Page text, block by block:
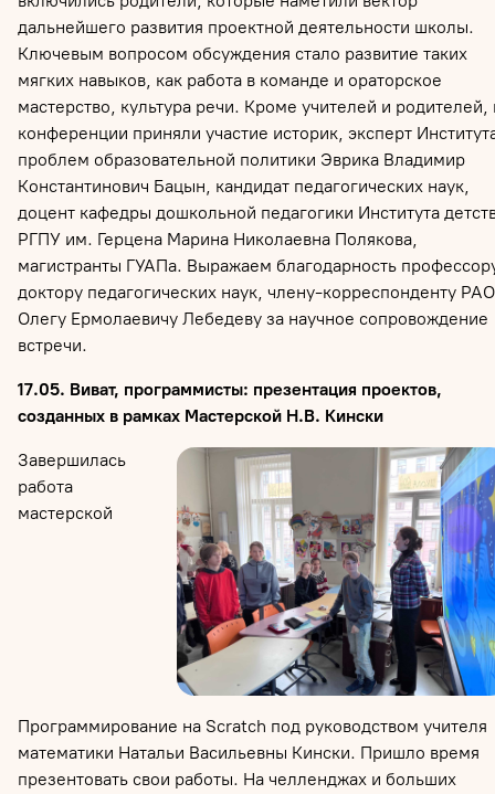
дальнейшего развития проектной деятельности школы.
Ключевым вопросом обсуждения стало развитие таких
мягких навыков, как работа в команде и ораторское
мастерство, культура речи. Кроме учителей и родителей,
конференции приняли участие историк, эксперт
проблем образовательной политики Эврика Владимир
Константинович Бацын, кандидат педагогических наук,
доцент кафедры дошкольной педагогики Института
РГПУ им. Герцена Марина Николаевна Полякова,
магистранты ГУАПа. Выражаем благодарность
доктору педагогических наук, члену-корреспонденту РАО
Олегу Ермолаевичу Лебедеву за научное сопровождение
встречи.
17.05. Виват, программисты: презентация проектов,
созданных в рамках Мастерской Н.В. Кински
Завершилась
работа
мастерской
Программирование на Scratch под руководством учителя
математики Натальи Васильевны Кински. Пришло время
презентовать свои работы. На челленджах и больших